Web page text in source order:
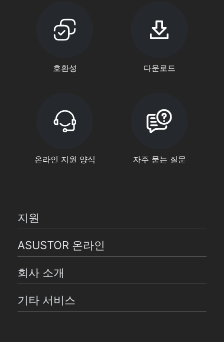
호환성 다운로드
온라인 지원 양식 자주 묻는 질문
지원
ASUSTOR 온라인
회사 소개
기타 서비스